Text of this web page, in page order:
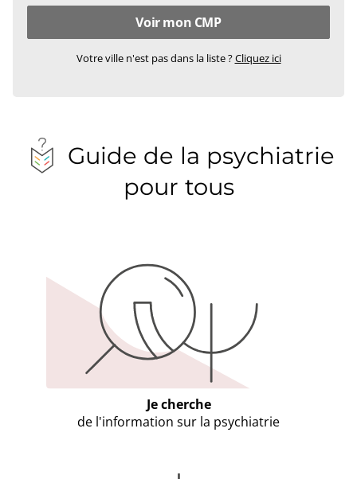
Votre ville n'est pas dans la liste ?Cliquez ici
Guide de la psychiatrie
pour tous
Je cherche
de l'information sur la psychiatrie